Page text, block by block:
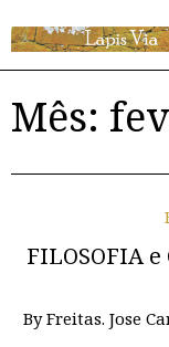
Mês:
FILOSOFIA
ByFreitas. Jose